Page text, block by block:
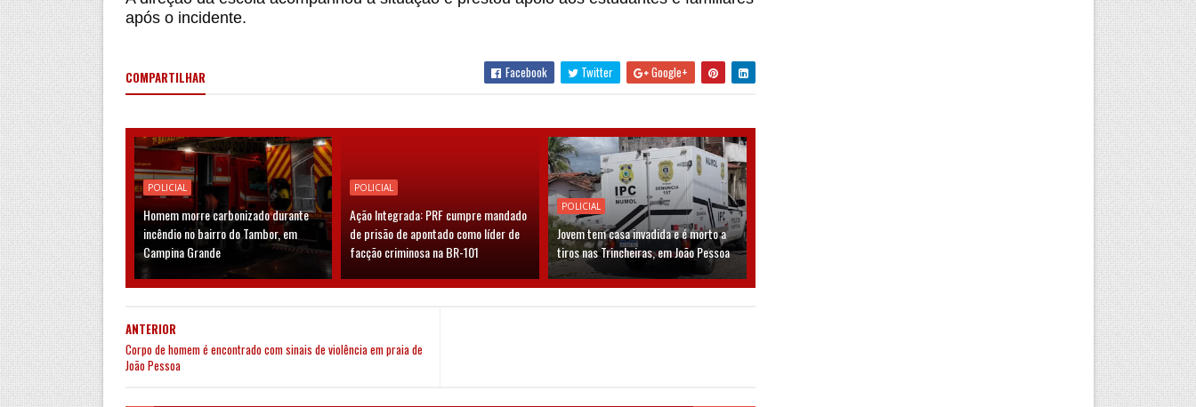
após o incidente.
COMPARTILHAR Facebook Twitter Google+
POLICIAL
Homem morre carbonizado durante
incêndio no bairro do Tambor, em
Campina Grande
POLICIAL
Ação Integrada: PRF cumpre mandado
de prisão de apontado como líder de
facção criminosa na BR-101
POLICIAL
Jovem tem casa invadida e é morto a
tiros nas Trincheiras, em João Pessoa
ANTERIOR
Corpo de homem é encontrado com sinais de violência em praia de
João Pessoa